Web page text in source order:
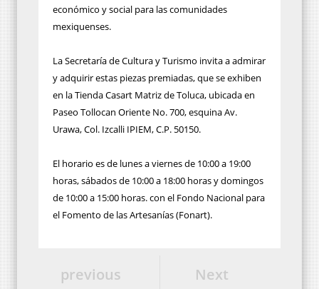
económico y social para las comunidades
mexiquenses.
La Secretaría de Cultura y Turismo invita a admirar
y adquirir estas piezas premiadas, que se exhiben
en la Tienda Casart Matriz de Toluca, ubicada en
Paseo Tollocan Oriente No. 700, esquina Av.
Urawa, Col. Izcalli IPIEM, C.P. 50150.
El horario es de lunes a viernes de 10:00 a 19:00
horas, sábados de 10:00 a 18:00 horas y domingos
de 10:00 a 15:00 horas. con el Fondo Nacional para
el Fomento de las Artesanías (Fonart).
Next
previous